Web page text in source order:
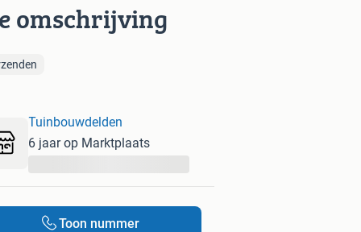
omschrijving
Tuinbouwdelden
6 jaar op Marktplaats
Toon nummer